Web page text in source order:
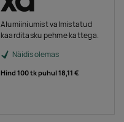
Alumiiniumist valmistatud
kaarditasku pehme kattega.
Näidis olemas
Hind 100 tk puhul18,11 €